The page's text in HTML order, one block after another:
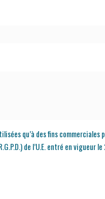
qu’à des fins
de l’U.E. entré en